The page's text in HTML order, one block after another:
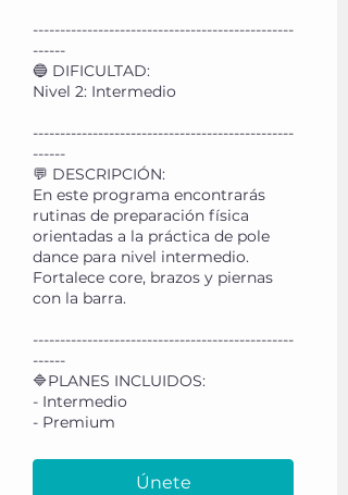
------------------------------------------------
------
🔵 DIFICULTAD:
Nivel 2: Intermedio
------------------------------------------------
------
💬 DESCRIPCIÓN:
En este programa encontrarás
rutinas de preparación física
orientadas a la práctica de pole
dance para nivel intermedio.
Fortalece core, brazos y piernas
con la barra.
------------------------------------------------
------
🔷PLANES INCLUIDOS:
- Intermedio
- Premium
Únete